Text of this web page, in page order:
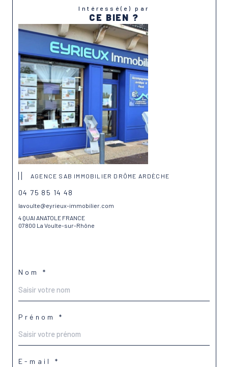
Intéressé(e) par
CE BIEN ?
AGENCE SAB IMMOBILIER DRÔME ARDÈCHE
04 75 85 14 48
lavoulte@eyrieux-immobilier.com
4 QUAI ANATOLE FRANCE
07800 La Voulte-sur-Rhône
Nom *
Prénom *
E-mail *